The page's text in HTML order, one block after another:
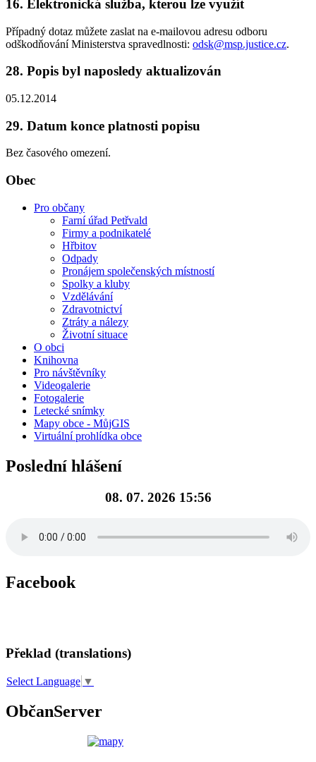
16. Elektronická služba, kterou lze využít
Případný dotaz můžete zaslat na e-mailovou adresu odboru
odškodňování Ministerstva spravedlnosti: odsk@msp.justice.cz.
28. Popis byl naposledy aktualizován
05.12.2014
29. Datum konce platnosti popisu
Bez časového omezení.
Obec
Pro občany
Farní úřad Petřvald
Firmy a podnikatelé
Hřbitov
Odpady
Pronájem společenských místností
Spolky a kluby
Vzdělávání
Zdravotnictví
Ztráty a nálezy
Životní situace
O obci
Knihovna
Pro návštěvníky
Videogalerie
Fotogalerie
Letecké snímky
Mapy obce - MůjGIS
Virtuální prohlídka obce
Poslední hlášení
08. 07. 2026 15:56
Facebook
Překlad (translations)
Select Language ▼
ObčanServer